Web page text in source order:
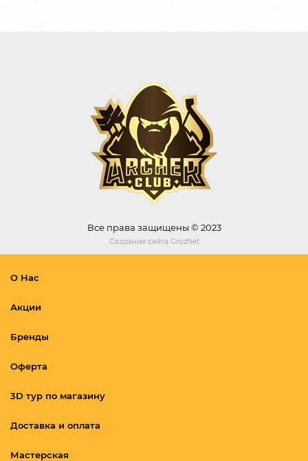
Все права защищены © 2023
Создание сайта GrozNet
О Нас
Акции
Бренды
Оферта
3D тур по магазину
Доставка и оплата
Мастерская